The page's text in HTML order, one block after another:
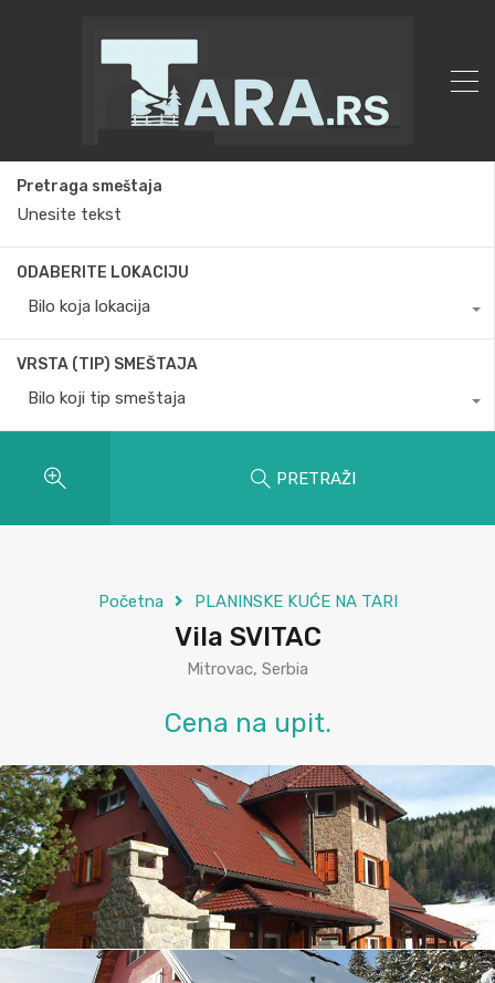
Pretraga smeštaja
ODABERITE LOKACIJU
Bilo koja lokacija
VRSTA (TIP) SMEŠTAJA
Bilo koji tip smeštaja
PRETRAŽI
Početna PLANINSKE KUĆE NA TARI
Vila SVITAC
Mitrovac, Serbia
Cena na upit.